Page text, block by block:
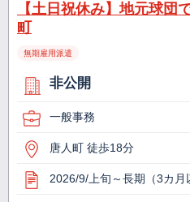
【土日祝休み】地元球団
町
無期雇用派遣
非公開
一般事務
唐人町 徒歩18分
2026/9/上旬～長期（3カ月